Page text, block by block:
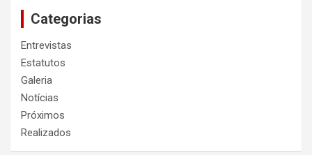
Categorias
Entrevistas
Estatutos
Galeria
Notícias
Próximos
Realizados